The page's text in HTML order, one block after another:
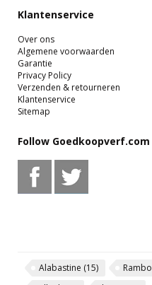
Klantenservice
Over ons
Algemene voorwaarden
Garantie
Privacy Policy
Verzenden & retourneren
Klantenservice
Sitemap
Follow Goedkoopverf.com
Alabastine (15) Rambo